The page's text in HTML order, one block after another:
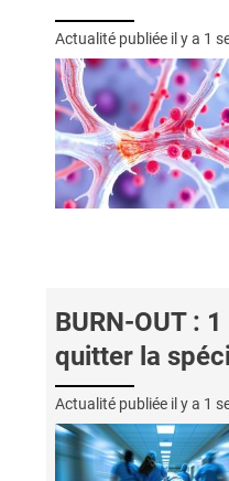
Actualité publiée il y a 1
BURN-OUT :
quitter la
Actualité publiée il y a 1